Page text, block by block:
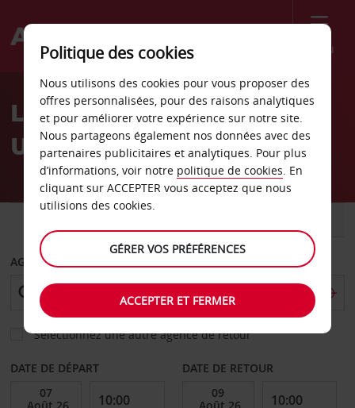
Menu
Welcome
AvisLocation de voiture
Uruguay
AGENCE DE DÉPART
Sélectionnez une autre agence de retour
DATE DE DÉPART DATE DE RETOUR
Politique des cookies
Nous utilisons des cookies pour vous proposer des
offres personnalisées, pour des raisons analytiques
et pour améliorer votre expérience sur notre site.
Nous partageons également nos données avec des
partenaires publicitaires et analytiques. Pour plus
d’informations, voir notre politique de cookies. En
cliquant sur ACCEPTER vous acceptez que nous
utilisions des cookies.
GÉRER VOS PRÉFÉRENCES
ACCEPTER ET FERMER